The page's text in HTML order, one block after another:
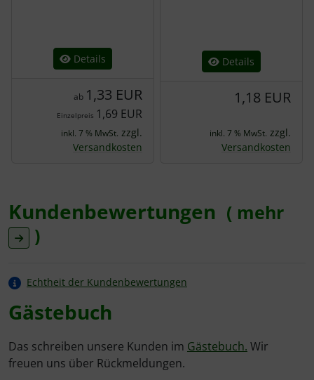
Details
ab 1,33 EUR
Einzelpreis 1,69 EUR
inkl. 7 % MwSt. zzgl.
Versandkosten
Details
1,18 EUR
inkl. 7 % MwSt. zzgl.
Versandkosten
Kundenbewertungen ( mehr
)
Echtheit der Kundenbewertungen
Gästebuch
Das schreiben unsere Kunden im Gästebuch. Wir
freuen uns über Rückmeldungen.